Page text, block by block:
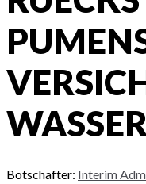
WASSER
Botschafter: Interim